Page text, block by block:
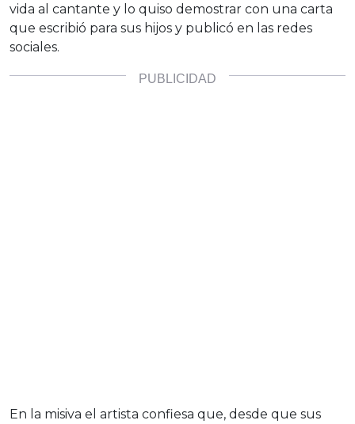
vida al cantante y lo quiso demostrar con una carta
que escribió para sus hijos y publicó en las redes
sociales.
En la misiva el artista confiesa que, desde que sus